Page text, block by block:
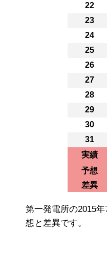
22
23
24
25
26
27
28
29
30
31
実績
予想
差異
第一発電所の2015
想と差異です。